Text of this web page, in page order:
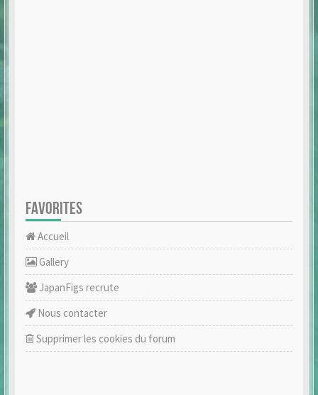
FAVORITES
Accueil
Gallery
JapanFigs recrute
Nous contacter
Supprimer les cookies du forum